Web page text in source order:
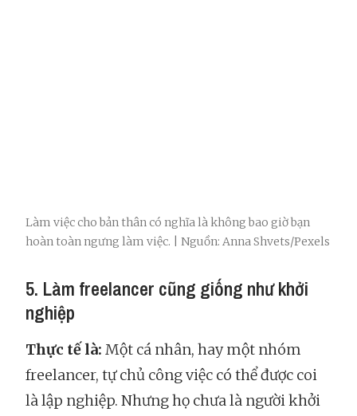
Làm việc cho bản thân có nghĩa là không bao giờ bạn
hoàn toàn ngưng làm việc. | Nguồn: Anna Shvets/Pexels
5. Làm freelancer cũng giống như khởi
nghiệp
Thực tế là: Một cá nhân, hay một nhóm
freelancer, tự chủ công việc có thể được coi
là lập nghiệp. Nhưng họ chưa là người khởi